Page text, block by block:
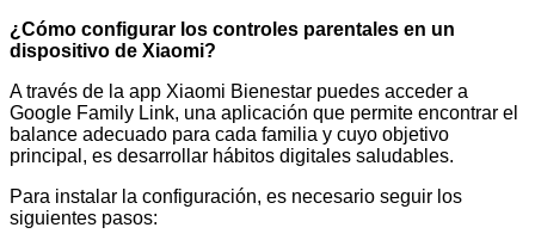
¿Cómo configurar los controles parentales en un
dispositivo de Xiaomi?
A través de la app Xiaomi Bienestar puedes acceder a
Google Family Link, una aplicación que permite encontrar el
balance adecuado para cada familia y cuyo objetivo
principal, es desarrollar hábitos digitales saludables.
Para instalar la configuración, es necesario seguir los
siguientes pasos: